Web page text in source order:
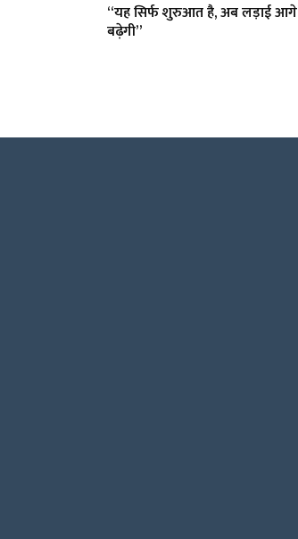
“यह सिर्फ शुरुआत है, अब लड़ाई आगे
बढ़ेगी”